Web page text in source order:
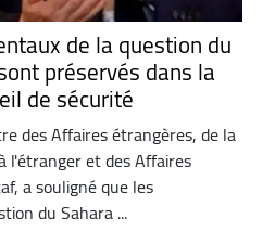
de la question du
préservés dans la
de sécurité
des Affaires étrangères, de la
l'étranger et des Affaires
a souligné que les
du Sahara ...